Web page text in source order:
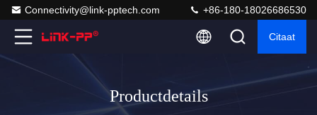
Connectivity@link-pptech.com +86-180-18026686530
Citaat
Productdetails